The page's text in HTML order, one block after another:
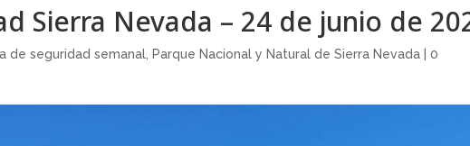
Sierra Nevada – 24 de junio de
de seguridad semanal Parque Nacional y Natural de Sierra Nevada |0